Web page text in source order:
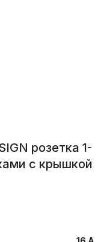
розетка 1-
с крышкой